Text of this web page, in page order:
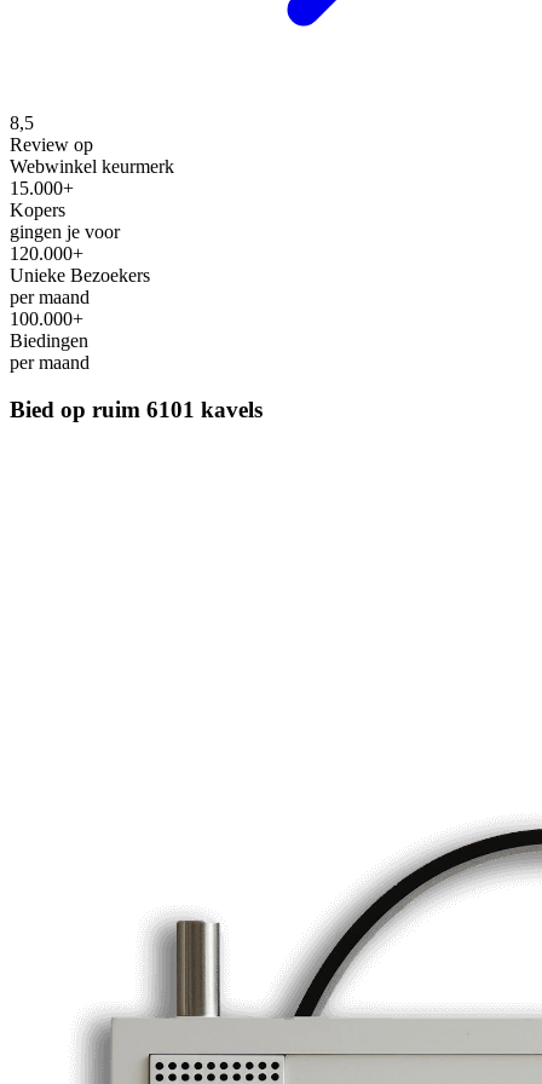
8,5
Review op
Webwinkel keurmerk
15.000+
Kopers
gingen je voor
120.000+
Unieke Bezoekers
per maand
100.000+
Biedingen
per maand
Bied op ruim 6101 kavels